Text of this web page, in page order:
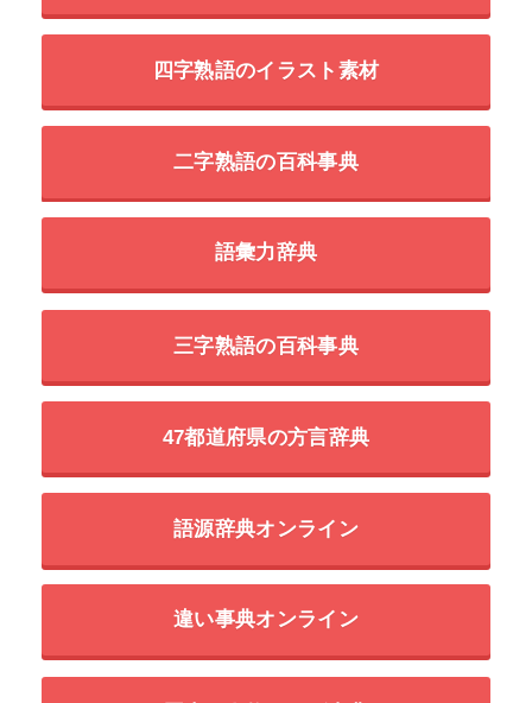
四字熟語のイラスト素材
二字熟語の百科事典
語彙力辞典
三字熟語の百科事典
47都道府県の方言辞典
語源辞典オンライン
違い事典オンライン